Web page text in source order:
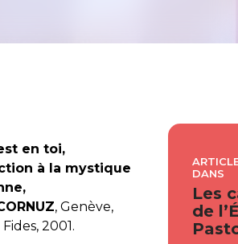
en toi,
à la mystique
, Genève,
2001.
DANS
Les
de